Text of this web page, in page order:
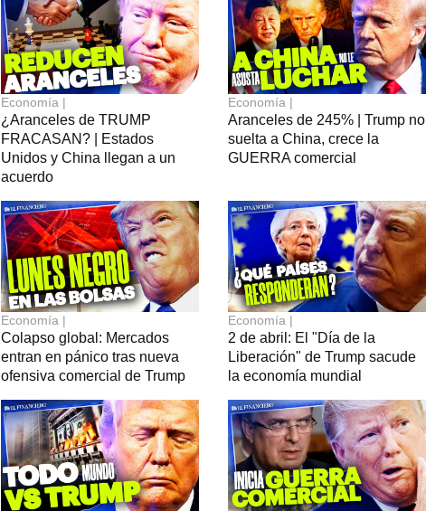
Economía |
¿Aranceles de TRUMP
FRACASAN? | Estados
Unidos y China llegan a un
acuerdo
Economía |
Aranceles de 245% | Trump no
suelta a China, crece la
GUERRA comercial
Economía |
Colapso global: Mercados
entran en pánico tras nueva
ofensiva comercial de Trump
Economía |
2 de abril: El "Día de la
Liberación" de Trump sacude
la economía mundial